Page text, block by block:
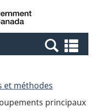
Canada
et
et méthodes
principaux